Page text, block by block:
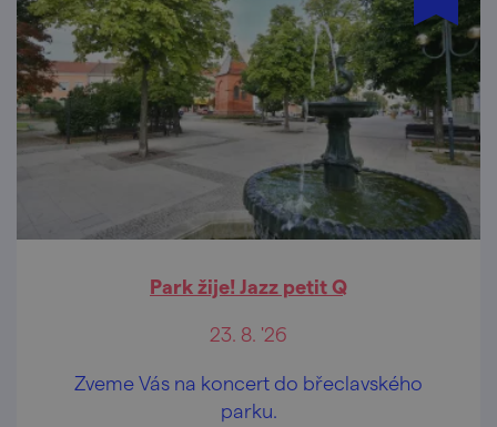
Park žije! Jazz petit Q
23. 8. '26
Zveme Vás na koncert do břeclavského
parku.